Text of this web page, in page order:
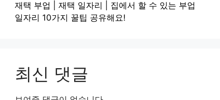
재택 부업 | 재택 일자리 | 집에서 할 수 있는 부업
일자리 10가지 꿀팁 공유해요!
최신 댓글